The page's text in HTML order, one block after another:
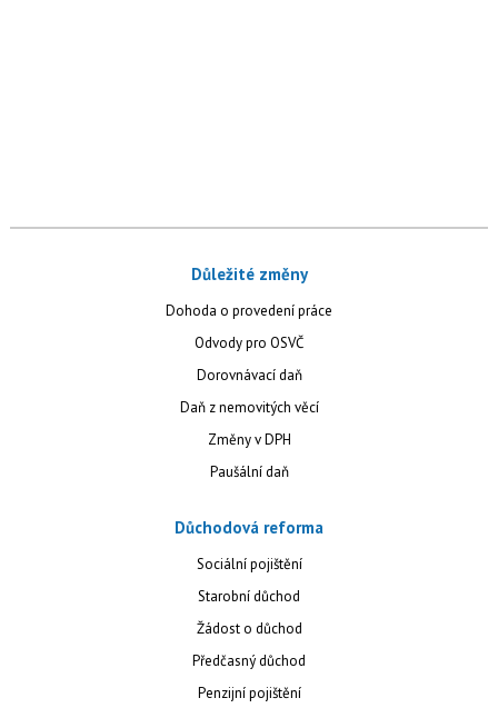
Důležité změny
Dohoda o provedení práce
Odvody pro OSVČ
Dorovnávací daň
Daň z nemovitých věcí
Změny v DPH
Paušální daň
Důchodová reforma
Sociální pojištění
Starobní důchod
Žádost o důchod
Předčasný důchod
Penzijní pojištění